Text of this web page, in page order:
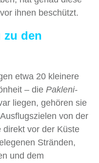
ihnen beschützt.
zu den
etwa 20 kleinere
– die Pakleni-
liegen, gehören sie
von der
direkt vor der Küste
Stränden,
und dem